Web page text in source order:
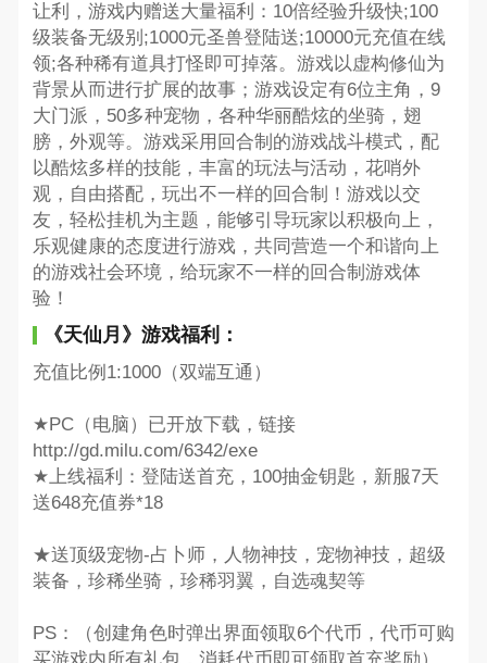
让利，游戏内赠送大量福利：10倍经验升级快;100
级装备无级别;1000元圣兽登陆送;10000元充值在线
领;各种稀有道具打怪即可掉落。游戏以虚构修仙为
背景从而进行扩展的故事；游戏设定有6位主角，9
大门派，50多种宠物，各种华丽酷炫的坐骑，翅
膀，外观等。游戏采用回合制的游戏战斗模式，配
以酷炫多样的技能，丰富的玩法与活动，花哨外
观，自由搭配，玩出不一样的回合制！游戏以交
友，轻松挂机为主题，能够引导玩家以积极向上，
乐观健康的态度进行游戏，共同营造一个和谐向上
的游戏社会环境，给玩家不一样的回合制游戏体
验！
《天仙月》游戏福利：
充值比例1:1000（双端互通）
★PC（电脑）已开放下载，链接
http://gd.milu.com/6342/exe
★上线福利：登陆送首充，100抽金钥匙，新服7天
送648充值券*18
★送顶级宠物-占卜师，人物神技，宠物神技，超级
装备，珍稀坐骑，珍稀羽翼，自选魂契等
PS：（创建角色时弹出界面领取6个代币，代币可购
买游戏内所有礼包，消耗代币即可领取首充奖励）